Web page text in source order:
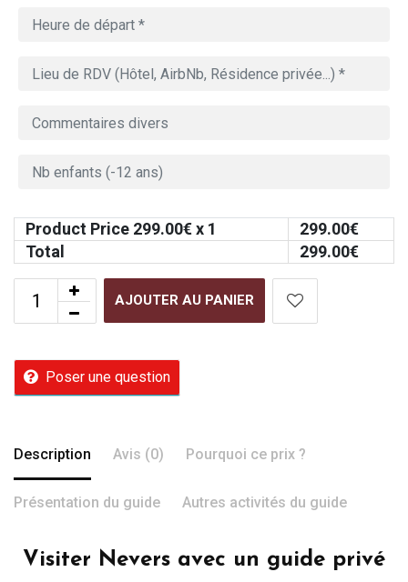
Product Price 299.00€ x 1 299.00€
Total
299.00€
AJOUTER AU PANIER
Poser une question
Description Avis (0) Pourquoi ce prix ?
Présentation du guide Autres activités du guide
Visiter Nevers avec un guide privé